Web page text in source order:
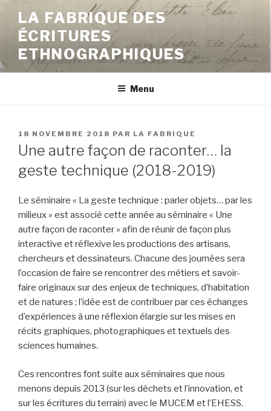
contenu
principal
LA FABRIQUE DES
ÉCRITURES
ETHNOGRAPHIQUES
Menu
PUBLIÉ
LE
18 NOVEMBRE 2018 PAR LA FABRIQUE
Une autre façon de raconter… la
geste technique (2018-2019)
Le séminaire « La geste technique : parler objets… par les
milieux » est associé cette année au séminaire « Une
autre façon de raconter » afin de réunir de façon plus
interactive et réflexive les productions des artisans,
chercheurs et dessinateurs. Chacune des journées sera
l’occasion de faire se rencontrer des métiers et savoir-
faire originaux sur des enjeux de techniques, d’habitation
et de natures ; l’idée est de contribuer par ces échanges
d’expériences à une réflexion élargie sur les mises en
récits graphiques, photographiques et textuels des
sciences humaines.
Ces rencontres font suite aux séminaires que nous
menons depuis 2013 (sur les déchets et l’innovation, et
sur les écritures du terrain) avec le MUCEM et l’EHESS.